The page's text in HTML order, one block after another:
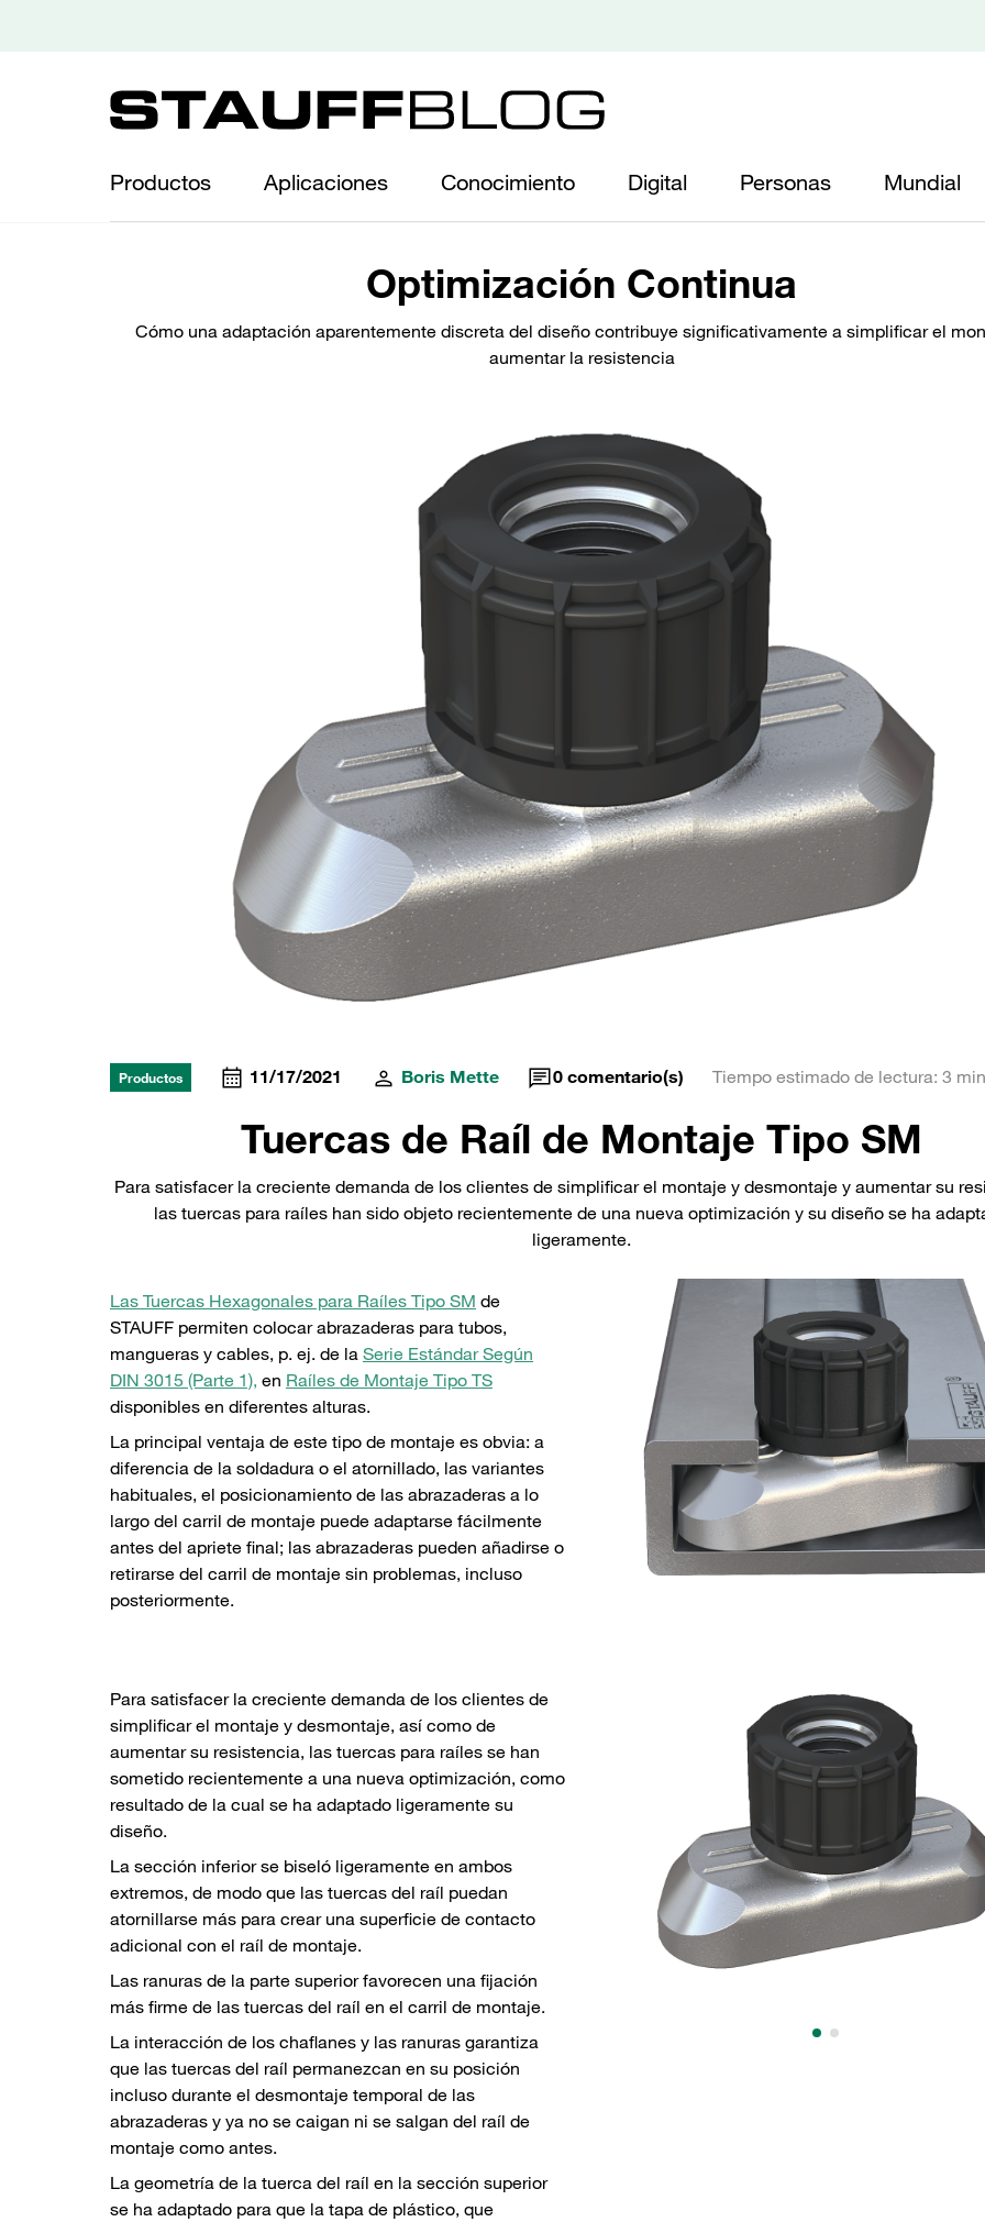
Productos Aplicaciones Conocimiento Digital Personas Mundial
Optimización Continua
Cómo una adaptación aparentemente discreta del diseño contribuye significativamente a simplificar el
aumentar la resistencia
Productos 11/17/2021 Boris Mette 0 comentario(s) Tiempo estimado de lectura: 3
Tuercas de Raíl de Montaje Tipo SM
Para satisfacer la creciente demanda de los clientes de simplificar el montaje y desmontaje y aumentar su
las tuercas para raíles han sido objeto recientemente de una nueva optimización y su diseño se ha
ligeramente.
Las Tuercas Hexagonales para Raíles Tipo SM de
STAUFF permiten colocar abrazaderas para tubos,
mangueras y cables, p. ej. de la Serie Estándar Según
DIN 3015 (Parte 1), en Raíles de Montaje Tipo TS
disponibles en diferentes alturas.
La principal ventaja de este tipo de montaje es obvia: a
diferencia de la soldadura o el atornillado, las variantes
habituales, el posicionamiento de las abrazaderas a lo
largo del carril de montaje puede adaptarse fácilmente
antes del apriete final; las abrazaderas pueden añadirse o
retirarse del carril de montaje sin problemas, incluso
posteriormente.
Para satisfacer la creciente demanda de los clientes de
simplificar el montaje y desmontaje, así como de
aumentar su resistencia, las tuercas para raíles se han
sometido recientemente a una nueva optimización, como
resultado de la cual se ha adaptado ligeramente su
diseño.
La sección inferior se biseló ligeramente en ambos
extremos, de modo que las tuercas del raíl puedan
atornillarse más para crear una superficie de contacto
adicional con el raíl de montaje.
Las ranuras de la parte superior favorecen una fijación
más firme de las tuercas del raíl en el carril de montaje.
La interacción de los chaflanes y las ranuras garantiza
que las tuercas del raíl permanezcan en su posición
incluso durante el desmontaje temporal de las
abrazaderas y ya no se caigan ni se salgan del raíl de
montaje como antes.
La geometría de la tuerca del raíl en la sección superior
se ha adaptado para que la tapa de plástico, que